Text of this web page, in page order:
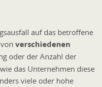
auf das betroffene
verschiedenen
oder der Anzahl der
das Unternehmen diese
viele oder hohe